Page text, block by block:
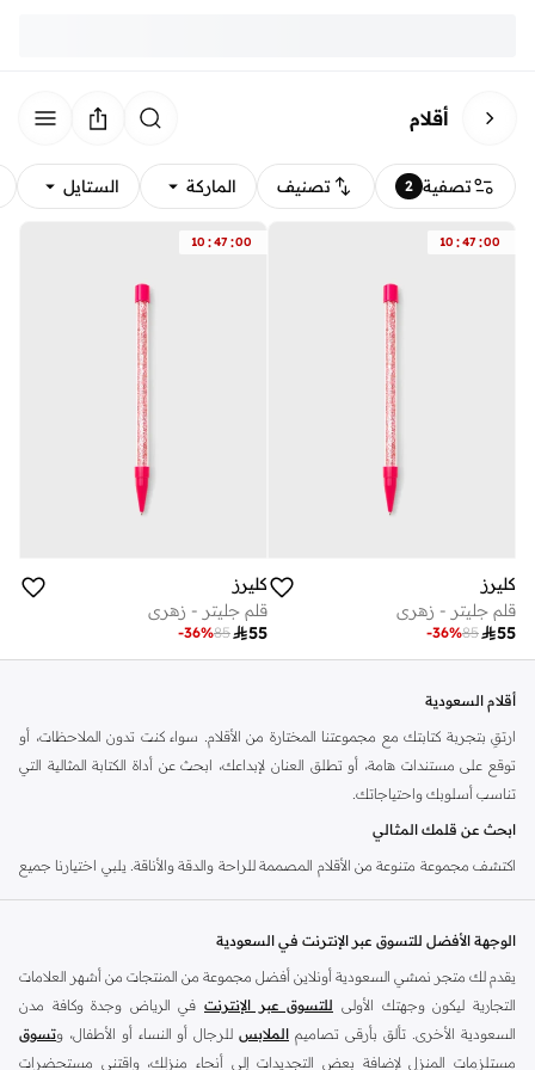
أقلام
تصفية 2 تصنيف الماركة الستايل
10 :47 :00
كليرز
قلم جليتر - زهري
55
85
-36%
10 :47 :00
كليرز
قلم جليتر - زهري
55
85
-36%
أقلام السعودية
ارتقِ بتجربة كتابتك مع مجموعتنا المختارة من الأقلام. سواء كنت تدون الملاحظات، أو
توقع على مستندات هامة، أو تطلق العنان لإبداعك، ابحث عن أداة الكتابة المثالية التي
تناسب أسلوبك واحتياجاتك.
ابحث عن قلمك المثالي
اكتشف مجموعة متنوعة من الأقلام المصممة للراحة والدقة والأناقة. يلبي اختيارنا جميع
أقلام حبر جاف
الخيار اليومي الموثوق. استمتع بتدفق حبر ثابت ومتانة لجميع مهام الكتابة الخاصة بك.
أقلام حبر جل
جرّب الألوان الزاهية والكتابة السلسة والخالية من التقطيع. مثالية للمشاريع الإبداعية
وإضافة لمسة من الألوان إلى ملاحظاتك.
الوجهة الأفضل للتسوق عبر الإنترنت في السعودية
يقدم لك متجر نمشي السعودية أونلاين أفضل مجموعة من المنتجات من أشهر العلامات
التجارية ليكون وجهتك الأولى للتسوق عبر الإنترنت في الرياض وجدة وكافة مدن
السعودية الأخرى. تألق بأرقى تصاميم الملابس للرجال أو النساء أو الأطفال، وتسوق
مستلزمات المنزل لإضافة بعض التجديدات إلى أنحاء منزلك، واقتني مستحضرات